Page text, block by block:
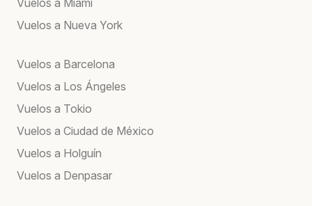
Vuelos a Nueva York
Vuelos a Barcelona
Vuelos a Los Ángeles
Vuelos a Tokio
Vuelos a Ciudad de México
Vuelos a Holguín
Vuelos a Denpasar